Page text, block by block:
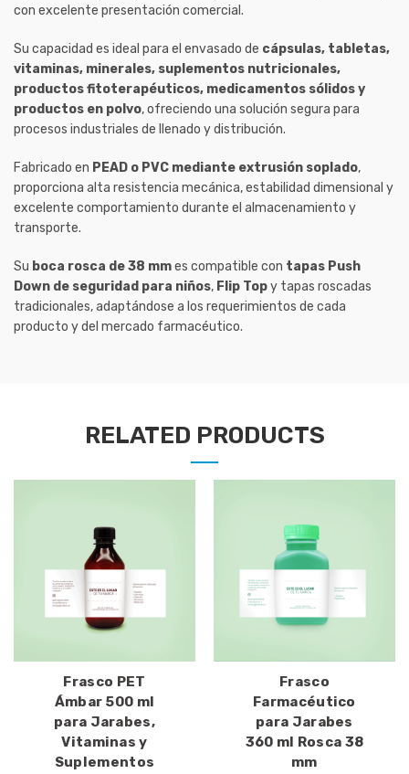
con excelente presentación comercial.
Su capacidad es ideal para el envasado de cápsulas, tabletas,
vitaminas, minerales, suplementos nutricionales,
productos fitoterapéuticos, medicamentos sólidos y
productos en polvo, ofreciendo una solución segura para
procesos industriales de llenado y distribución.
Fabricado en PEAD o PVC mediante extrusión soplado,
proporciona alta resistencia mecánica, estabilidad dimensional y
excelente comportamiento durante el almacenamiento y
transporte.
Su boca rosca de 38 mmes compatible con tapas Push
Down de seguridad para niños, Flip Topy tapas roscadas
tradicionales, adaptándose a los requerimientos de cada
producto y del mercado farmacéutico.
RELATED PRODUCTS
Frasco PET
Ámbar 500 ml
para Jarabes,
Vitaminas y
Suplementos
Frasco
Farmacéutico
para Jarabes
360 ml Rosca 38
mm